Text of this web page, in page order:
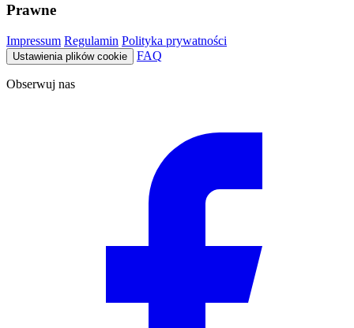
Prawne
Impressum Regulamin Polityka prywatności
Ustawienia plików cookie FAQ
Obserwuj nas